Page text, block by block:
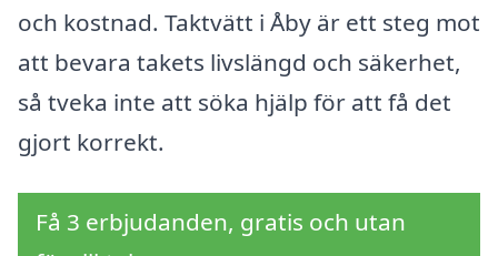
och kostnad. Taktvätt i Åby är ett steg mot
att bevara takets livslängd och säkerhet,
så tveka inte att söka hjälp för att få det
gjort korrekt.
Få 3 erbjudanden, gratis och utan